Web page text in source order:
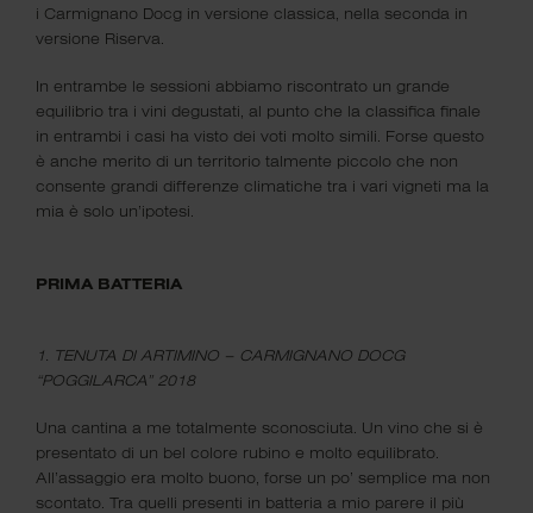
dedicate al vino.
tavolo un gruppo di persone che condividono la forte
passione nei confronti del nettare di Bacco, che col tempo
sono anche diventati amici.
Scopo del Club
Il gruppo non ha scopo di lucro ma ogni componente punta
a condividere i propri pensieri e la propria conoscenza in
Ogni degustazione è pensata e organizzata dall’Oste ed è
finalizzata, oltre che al piacere di stare insieme, alla ricerca
i Carmignano Docg in versione classica, nella seconda in
versione Riserva.
In entrambe le sessioni abbiamo riscontrato un grande
equilibrio tra i vini degustati, al punto che la classifica finale
in entrambi i casi ha visto dei voti molto simili. Forse questo
è anche merito di un territorio talmente piccolo che non
consente grandi differenze climatiche tra i vari vigneti ma la
mia è solo un’ipotesi.
PRIMA BATTERIA
1. TENUTA DI ARTIMINO – CARMIGNANO DOCG
“POGGILARCA” 2018
Una cantina a me totalmente sconosciuta. Un vino che si è
presentato di un bel colore rubino e molto equilibrato.
All’assaggio era molto buono, forse un po’ semplice ma non
scontato. Tra quelli presenti in batteria a mio parere il più